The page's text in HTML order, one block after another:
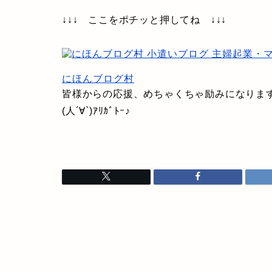
↓↓↓ ここをポチッと押してね ↓↓↓
にほんブログ村
皆様からの応援、めちゃくちゃ励みになりま
(人´∀`)ｱﾘｶﾞﾄｰ♪